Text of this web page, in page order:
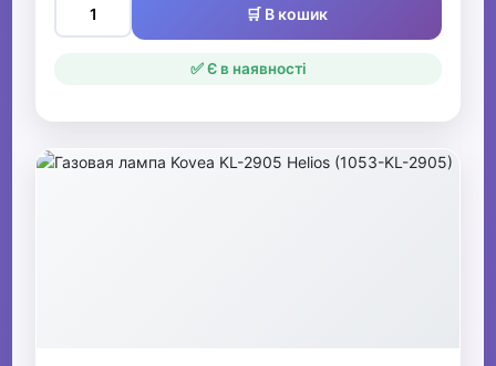
🛒 В кошик
✅ Є в наявності